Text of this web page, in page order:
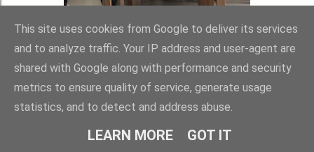
This site uses cookies from Google to deliver its services
and to analyze traffic. Your IP address and user-agent are
shared with Google along with performance and security
metrics to ensure quality of service, generate usage
statistics, and to detect and address abuse.
LEARN MORE GOT IT